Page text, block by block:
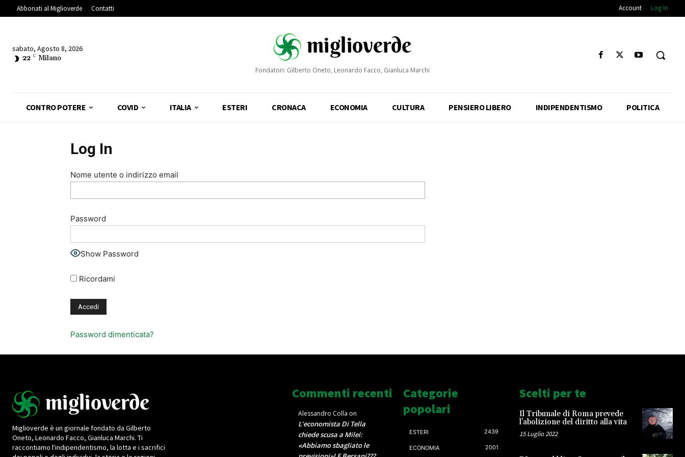
Abbonati al Miglioverde Contatti Account Log In
sabato, Agosto 8, 2026
22 C Milano
Fondatori: Gilberto Oneto, Leonardo Facco, Gianluca Marchi
CONTRO POTERE COVID ITALIA ESTERI CRONACA ECONOMIA CULTURA PENSIERO LIBERO INDIPENDENTISMO POLITICA
Log In
Nome utente o indirizzo email
Password
Show Password
Ricordami
Password dimenticata?
Miglioverde è un giornale fondato da Gilberto
Oneto, Leonardo Facco, Gianluca Marchi. Ti
raccontiamo l'indipendentismo, la lotta e i sacrifici
Commenti recenti
Alessandro Colla on
L’economista Di Tella
chiede scusa a Milei:
«Abbiamo sbagliato le
Categorie
popolari
ESTERI 2439
ECONOMIA 2001
Scelti per te
Il Tribunale di Roma prevede
l’abolizione del diritto alla vita
15 Luglio 2022